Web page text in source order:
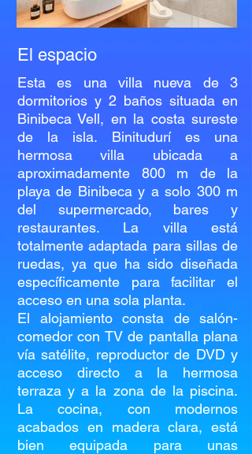
El espacio
Esta es una villa nueva de 3
dormitorios y 2 baños situada en
Binibeca Vell, en la costa sureste
de la isla. Binitudurí es una
hermosa villa ubicada a
aproximadamente 800 m de la
playa de Binibeca y a solo 300 m
del supermercado, bares y
restaurantes. La villa está
totalmente adaptada para sillas de
ruedas, ya que ha sido diseñada
específicamente para facilitar el
acceso en una sola planta.
El alojamiento consta de salón-
comedor con TV de pantalla plana
vía satélite, reproductor de DVD y
acceso directo a la hermosa
terraza y a la zona de la piscina.
La cocina, con modernos
acabados en madera clara, está
bien equipada para unas